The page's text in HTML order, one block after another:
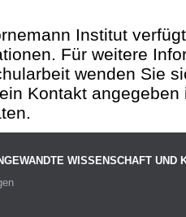
Institut
Für weitere
wenden Sie
Kontakt
WISSENSCHAFT UND